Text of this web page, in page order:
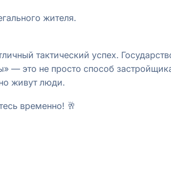
жителя.
тактический успех.
— это не просто способ
живут люди.
временно! 🥂